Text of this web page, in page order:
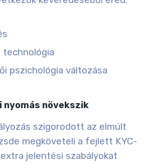
pszichológia változása
nyomás növekszik
szigorodott az elmúlt
megköveteli a fejlett KYC-
jelentési szabályokat